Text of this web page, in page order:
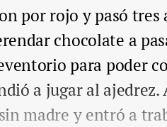
por rojo y pasó tres
chocolate a
para poder
a jugar al ajedrez.
madre y entró a